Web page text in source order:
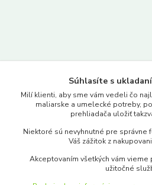
www.merkantil.sk
Pondelok-Piatok: 9.00-17.00hod.
objednavky@merkantil-obchod.sk
Súhlasíte s
Milí klienti, aby sme vám vedeli čo
maliarske a umelecké potreby,
prehliadača uložiť
Niektoré sú nevyhnutné pre správne
Váš zážitok z
Akceptovaním všetkých vám
užitočné